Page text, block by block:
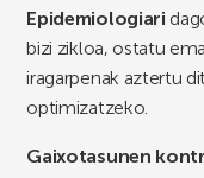
Epidemiologiari
bizi zikloa, ostatu
iragarpenak aztertu
optimizatzeko.
Gaixotasunen